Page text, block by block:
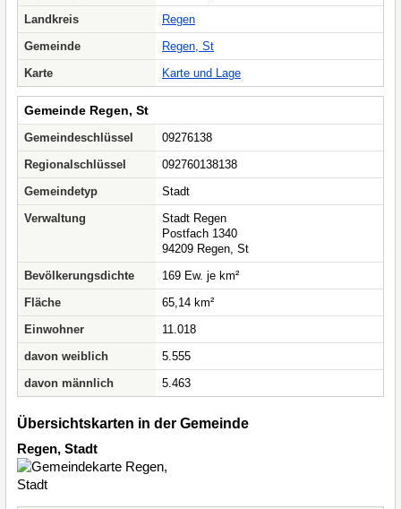
Landkreis
Regen
Gemeinde
Regen, St
Karte
Karte und Lage
Gemeinde Regen, St
Gemeindeschlüssel
09276138
Regionalschlüssel
092760138138
Gemeindetyp
Stadt
Verwaltung
Stadt Regen
Postfach 1340
94209 Regen, St
Bevölkerungsdichte
169 Ew. je km²
Fläche
65,14 km²
Einwohner
11.018
davon weiblich
5.555
davon männlich
5.463
Übersichtskarten in der Gemeinde
Regen, Stadt